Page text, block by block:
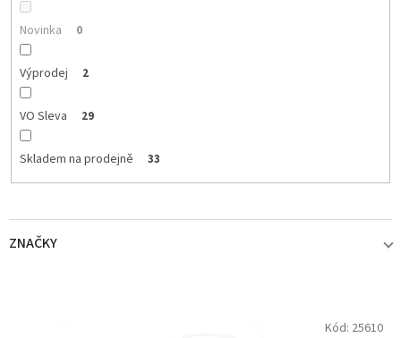
Novinka 0
Výprodej 2
VO Sleva 29
Skladem na prodejně 33
ZNAČKY
Kód: 25610